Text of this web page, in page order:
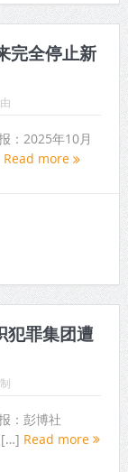
完全停止新
：2025年10月
Read more
犯罪集团遭
：彭博社
[…] Read more